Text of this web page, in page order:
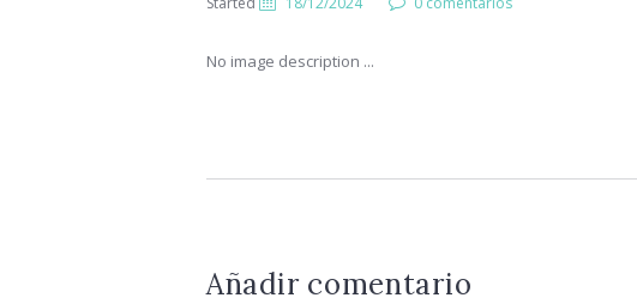
No image description ...
Añadir comentario